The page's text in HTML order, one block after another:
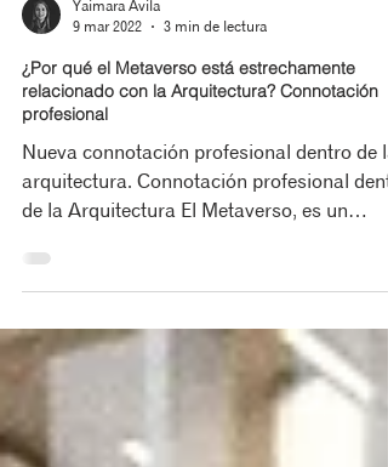
Yaimara Avila
9 mar 2022
3 min de lectura
¿Por qué el Metaverso está estrechamente
relacionado con la Arquitectura? Connotación
Nueva connotación profesional dentro de la
de la Arquitectura El Metaverso, es un
espacio...